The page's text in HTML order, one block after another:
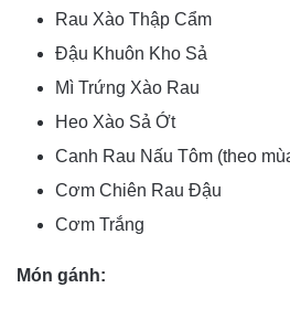
Rau Xào Thập Cẩm
Đậu Khuôn Kho Sả
Mì Trứng Xào Rau
Heo Xào Sả Ớt
Canh Rau Nấu Tôm (theo
Cơm Chiên Rau Đậu
Cơm Trắng
Món gánh: